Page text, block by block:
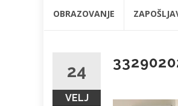
OBRAZOVANJE
24
VELJ